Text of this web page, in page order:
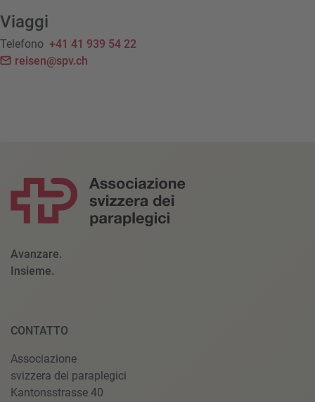
Viaggi
Telefono +41 41 939 54 22
reisen@spv.ch
Avanzare.
Insieme.
CONTATTO
Associazione
svizzera dei paraplegici
Kantonsstrasse 40